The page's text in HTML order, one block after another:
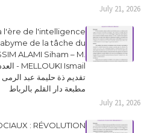
July 21, 2026
l'ère de l'intelligence
de la tâche du
ALAMI Siham – M.
تقديم ذة حليمة عبد
مطبعة دار القلم بالرباط
July 21, 2026
: RÉVOLUTION